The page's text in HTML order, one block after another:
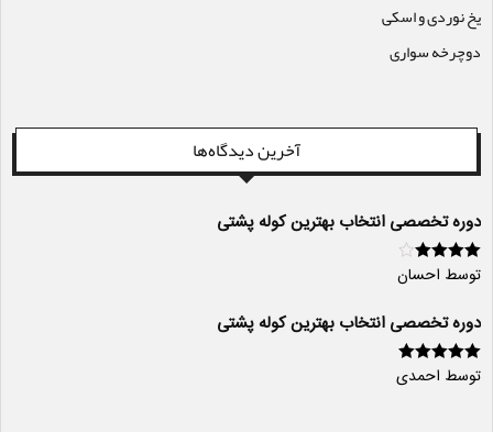
یخ نوردی و اسکی
دوچرخه سواری
آخرین دیدگاه‌ها
دوره تخصصی انتخاب بهترین کوله پشتی
امتیاز 4از
توسط احسان
دوره تخصصی انتخاب بهترین کوله پشتی
امتیاز 5از 5
توسط احمدی